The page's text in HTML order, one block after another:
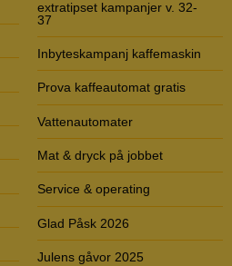
extratipset kampanjer v. 32-
37
Inbyteskampanj kaffemaskin
Prova kaffeautomat gratis
Vattenautomater
Mat & dryck på jobbet
Service & operating
Glad Påsk 2026
Julens gåvor 2025